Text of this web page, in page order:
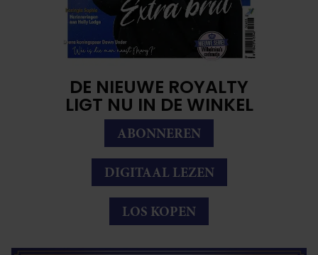
DE NIEUWE ROYALTY
LIGT NU IN DE WINKEL
ABONNEREN
DIGITAAL LEZEN
LOS KOPEN